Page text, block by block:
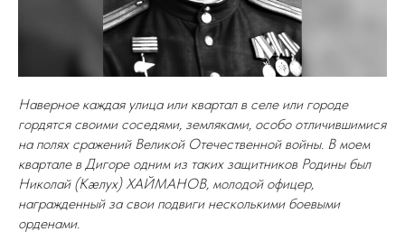
Наверное каждая улица или квартал в селе или городе
гордятся своими соседями, земляками, особо отличившимися
на полях сражений Великой Отечественной войны. В моем
квартале в Дигоре одним из таких защитников Родины был
Николай (Кæлух) ХАЙМАНОВ, молодой офицер,
награжденный за свои подвиги несколькими боевыми
орденами.